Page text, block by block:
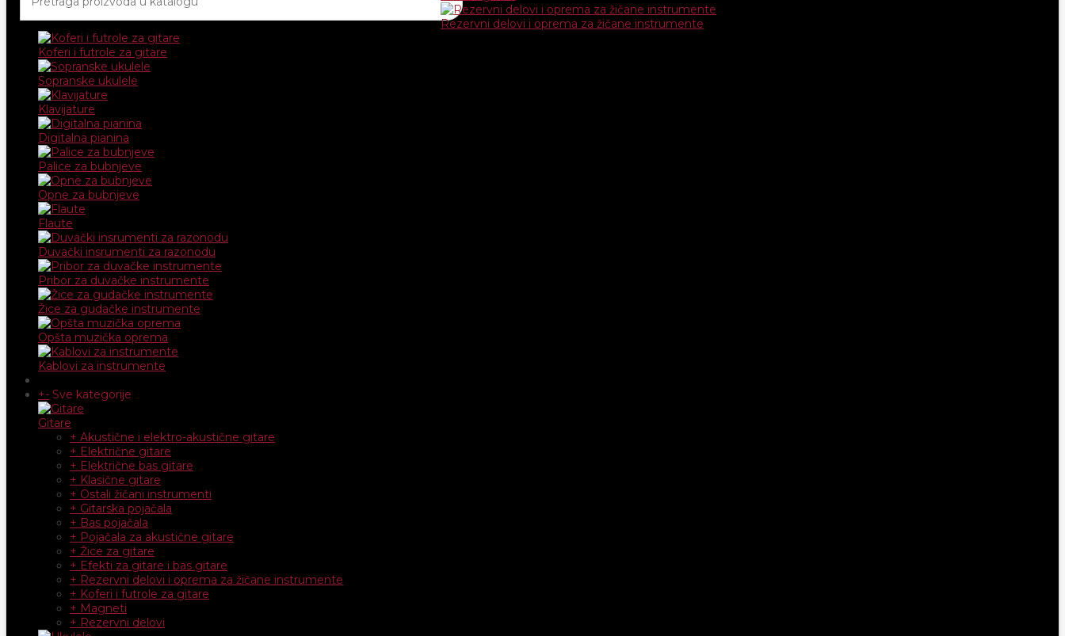
Rezervni delovi i oprema za žičane instrumente
Koferi i futrole za gitare
Sopranske ukulele
Klavijature
Digitalna pianina
Palice za bubnjeve
Opne za bubnjeve
Flaute
Duvački insrumenti za razonodu
Pribor za duvačke instrumente
Žice za gudačke instrumente
Opšta muzička oprema
Kablovi za instrumente
+- Sve kategorije
Gitare
+ Akustične i elektro-akustične gitare
+ Električne gitare
+ Električne bas gitare
+ Klasične gitare
+ Ostali žičani instrumenti
+ Gitarska pojačala
+ Bas pojačala
+ Pojačala za akustične gitare
+ Žice za gitare
+ Efekti za gitare i bas gitare
+ Rezervni delovi i oprema za žičane instrumente
+ Koferi i futrole za gitare
+ Magneti
+ Rezervni delovi